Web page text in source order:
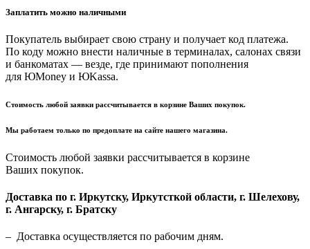
Заплатить можно наличными
Покупатель выбирает свою страну и получает код платежа.
По коду можно внести наличные в терминалах, салонах связи
и банкоматах — везде, где принимают пополнения
для ЮMoney и ЮKassa.
Стоимость любой заявки рассчитывается в корзине Ваших покупок.
Мы работаем только по предоплате на сайте нашего магазина.
Стоимость любой заявки рассчитывается в корзине
Ваших покупок.
Доставка по г. Иркутску, Иркутсткой области, г. Шелехову,
г. Ангарску, г. Братску
– Доставка осуществляется по рабочим дням.